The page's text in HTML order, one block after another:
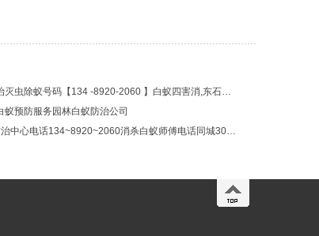
晋江安海水头镇白蚁防治灭虫除蚁号码【134 -8920-2060 】白蚁四害消,东石消杀怎样灭白蚂蚁最有效专业灭白蚁上门
蚁预防服务园林白蚁防治公司
【0元上门】南安白蚁防治中心电话134~8920~2060消杀白蚁师傅电话同城30分钟上门